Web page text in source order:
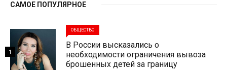
САМОЕ ПОПУЛЯРНОЕ
ОБЩЕСТВО
В России высказались о
необходимости ограничения вывоза
брошенных детей за границу
1